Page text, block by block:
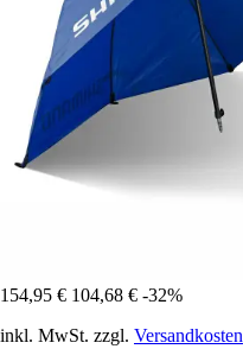
154,95 € 104,68 € -32%
inkl. MwSt. zzgl. Versandkosten